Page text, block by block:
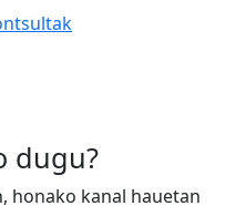
dugu?
honako kanal hauetan